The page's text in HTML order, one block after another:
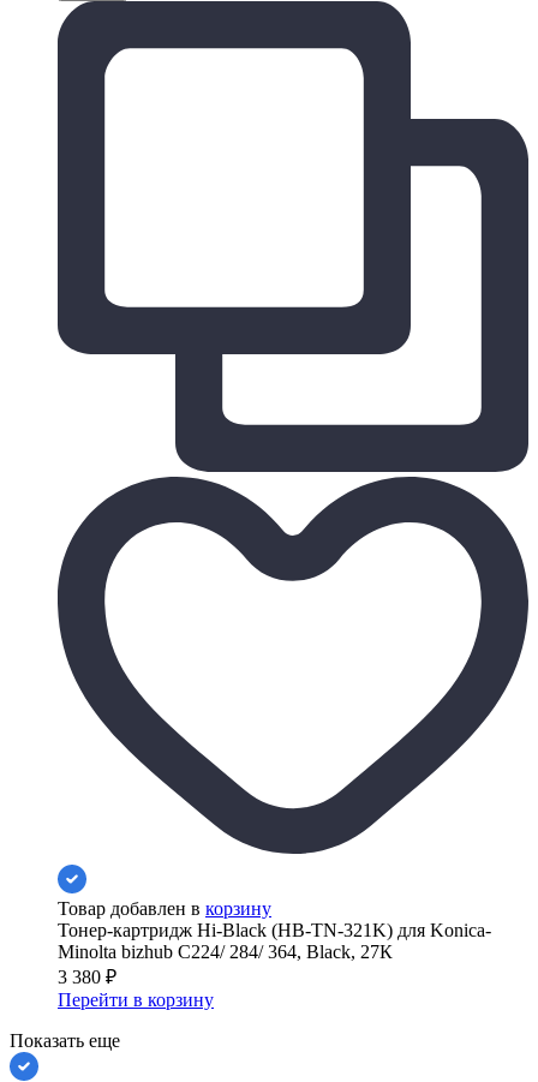
Товар добавлен в корзину
Тонер-картридж Hi-Black (HB-TN-321K) для Konica-
Minolta bizhub C224/ 284/ 364, Black, 27К
3 380 ₽
Перейти в корзину
Показать еще